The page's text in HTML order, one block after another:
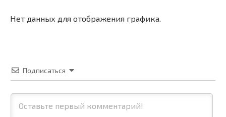
Нет данных для отображения графика.
Подписаться